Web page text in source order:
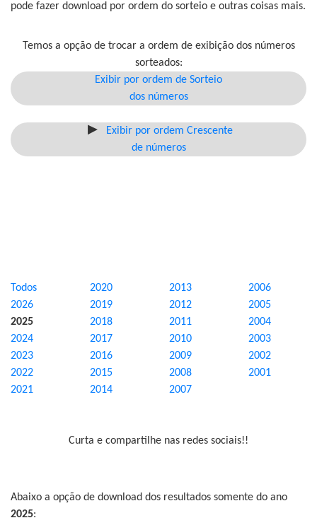
pode fazer download por ordem do sorteio e outras coisas mais.
Temos a opção de trocar a ordem de exibição dos números
sorteados:
Exibir por ordem de Sorteio
dos números
Exibir por ordem Crescente
de números
Todos
2026
2025
2024
2023
2022
2021
2020
2019
2018
2017
2016
2015
2014
2013
2012
2011
2010
2009
2008
2007
2006
2005
2004
2003
2002
2001
Curta e compartilhe nas redes sociais!!
Abaixo a opção de download dos resultados somente do ano
2025: